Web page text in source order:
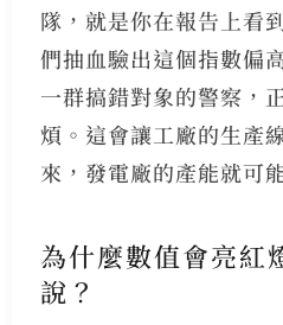
隊，就是你在報告上看
們抽血驗出這個指數偏
一群搞錯對象的警察，
煩。這會讓工廠的生產
來，發電廠的產能就可
為什麼數值會亮紅
說？